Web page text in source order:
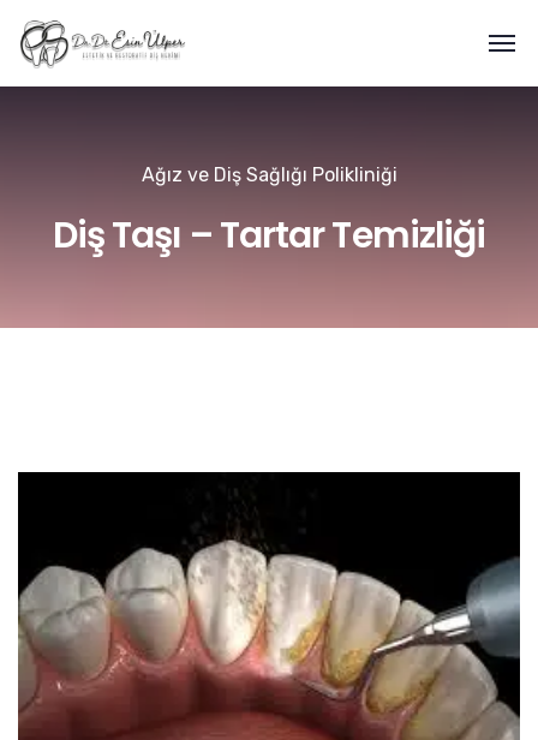
Ağız ve Diş Sağlığı Polikliniği
Diş Taşı – Tartar Temizliği